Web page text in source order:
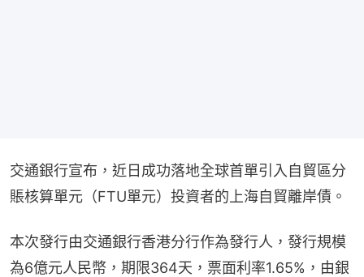
交通銀行宣布，近日成功落地全球首單引入自貿區分
賬核算單元（FTU單元）投資者的上海自貿離岸債。
本次發行由交通銀行香港分行作為發行人，發行規模
為6億元人民幣，期限364天，票面利率1.65%，由銀